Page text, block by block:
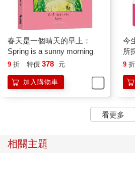
春天是一個晴天的早上：
Spring is a sunny morning
9 折 特價 378 元
加入購物車
今
所
9 折
看更多
相關主題